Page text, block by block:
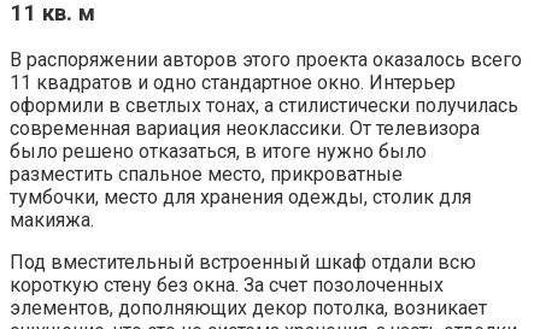
11 кв. м
В распоряжении авторов этого проекта оказалось всего
11 квадратов и одно стандартное окно. Интерьер
оформили в светлых тонах, а стилистически получилась
современная вариация неоклассики. От телевизора
было решено отказаться, в итоге нужно было
разместить спальное место, прикроватные
тумбочки, место для хранения одежды, столик для
макияжа.
Под вместительный встроенный шкаф отдали всю
короткую стену без окна. За счет позолоченных
элементов, дополняющих декор потолка, возникает